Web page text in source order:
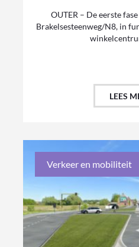
OUTER – De eerste
Brakelsesteenweg/N8, in
LEES
Verkeer en mobiliteit